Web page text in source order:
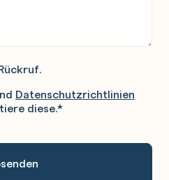
Datenschutzrichtlinien
diese.*